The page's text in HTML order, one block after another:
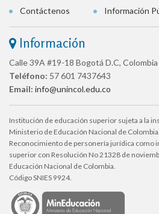
Contáctenos
Información
Información
Calle 39A #19-18 Bogotá D.C, Colombia
Teléfono: 57 601 7437643
Email: info@unincol.edu.co
Institución de educación superior sujeta a la
Ministerio de Educación Nacional de Colombia.
Reconocimiento de personería jurídica como
superior con Resolución No 21328 de
Educación Nacional de Colombia.
Código SNIES 9924.